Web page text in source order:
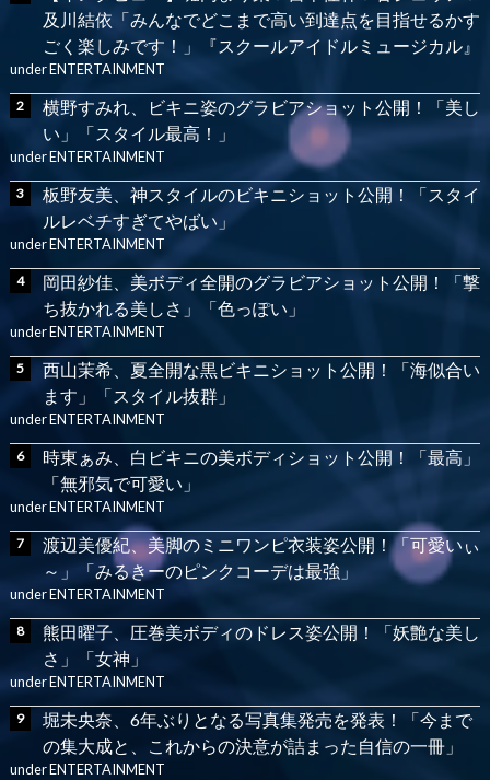
及川結依「みんなでどこまで高い到達点を目指せるかす
ごく楽しみです！」『スクールアイドルミュージカル』
underENTERTAINMENT
横野すみれ、ビキニ姿のグラビアショット公開！「美し
い」「スタイル最高！」
underENTERTAINMENT
板野友美、神スタイルのビキニショット公開！「スタイ
ルレベチすぎてやばい」
underENTERTAINMENT
岡田紗佳、美ボディ全開のグラビアショット公開！「撃
ち抜かれる美しさ」「色っぽい」
underENTERTAINMENT
西山茉希、夏全開な黒ビキニショット公開！「海似合い
ます」「スタイル抜群」
underENTERTAINMENT
時東ぁみ、白ビキニの美ボディショット公開！「最高」
「無邪気で可愛い」
underENTERTAINMENT
渡辺美優紀、美脚のミニワンピ衣装姿公開！「可愛いぃ
～」「みるきーのピンクコーデは最強」
underENTERTAINMENT
熊田曜子、圧巻美ボディのドレス姿公開！「妖艶な美し
さ」「女神」
underENTERTAINMENT
堀未央奈、6年ぶりとなる写真集発売を発表！「今まで
の集大成と、これからの決意が詰まった自信の一冊」
underENTERTAINMENT